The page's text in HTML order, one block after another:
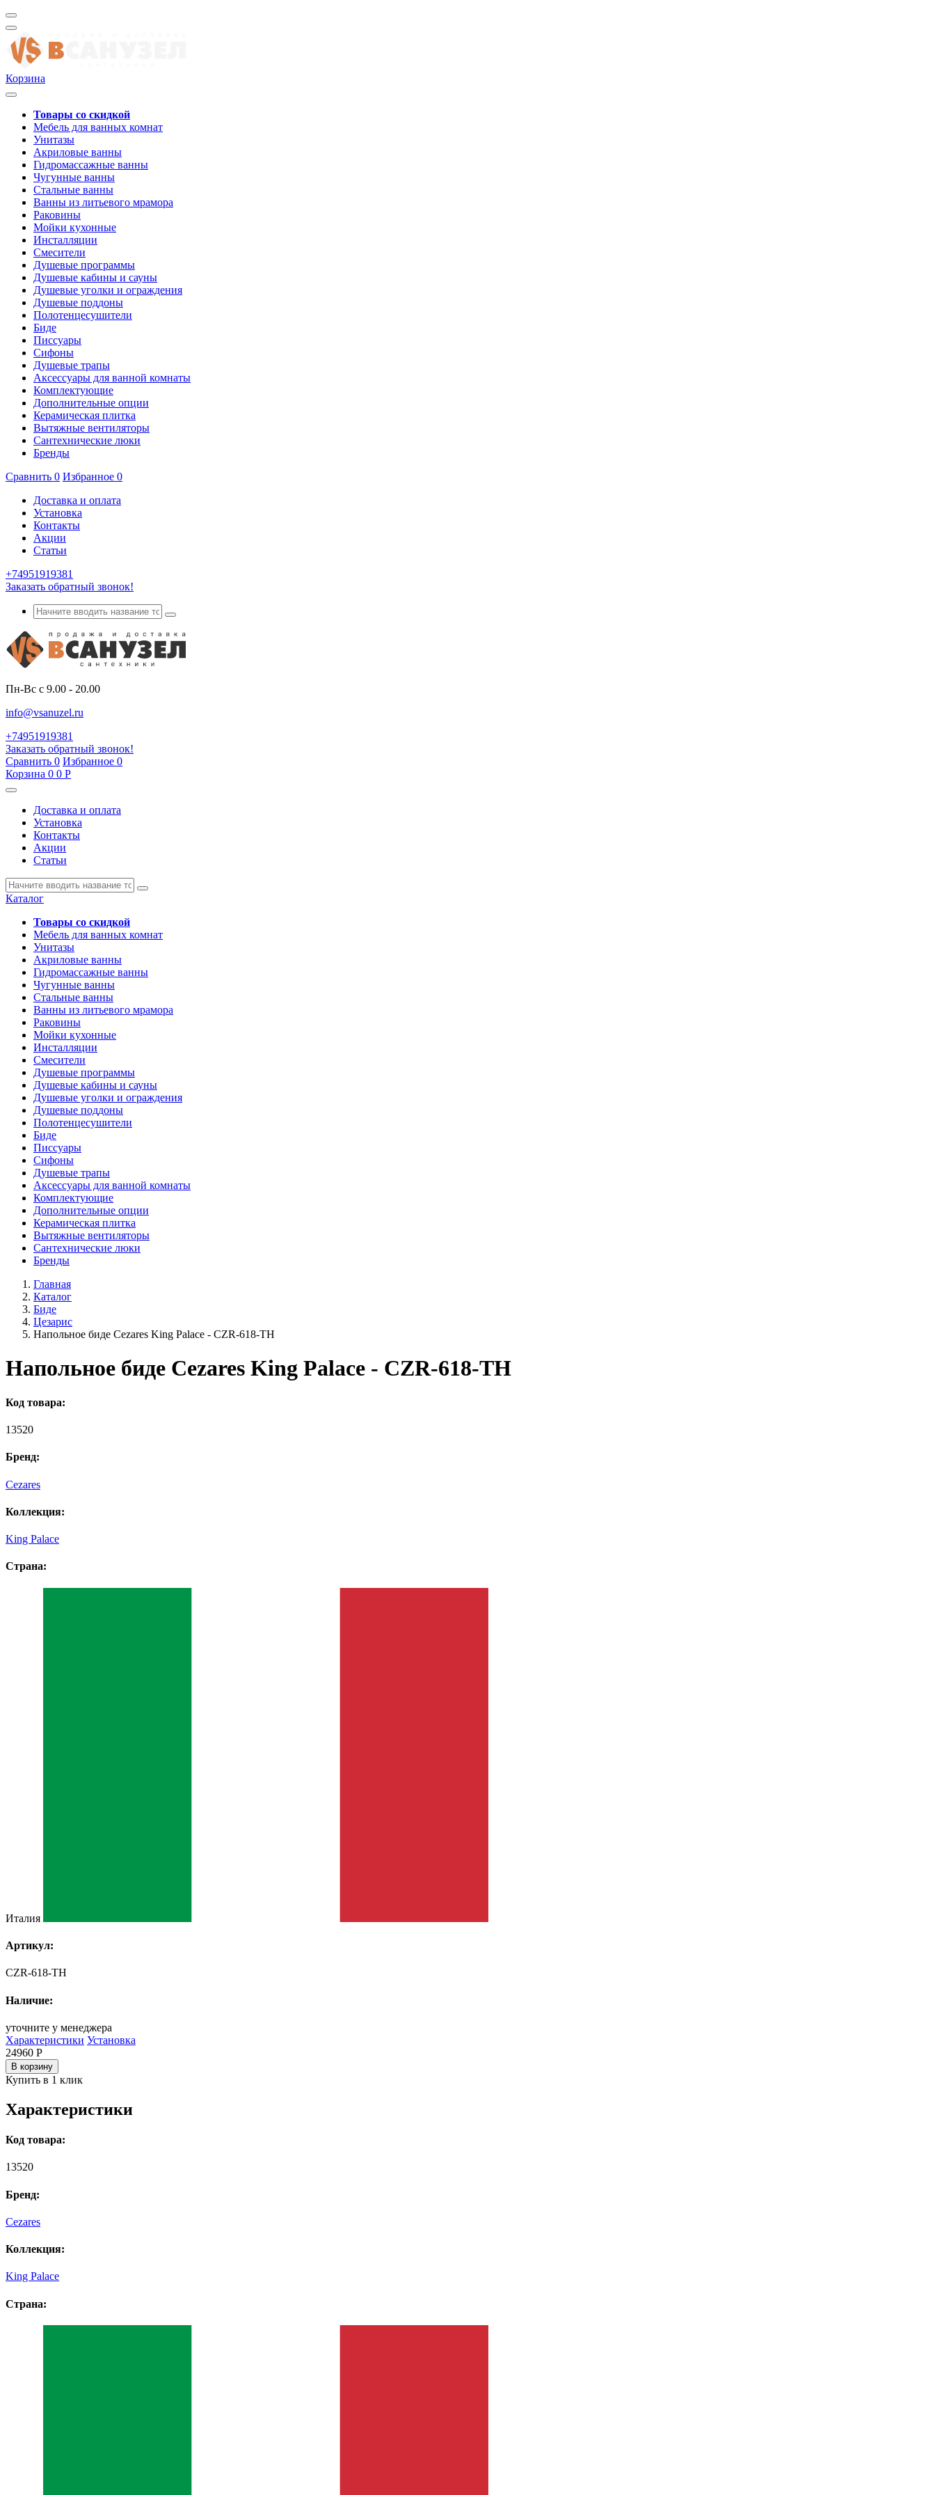
Корзина
Товары со скидкой
Мебель для ванных комнат
Унитазы
Акриловые ванны
Гидромассажные ванны
Чугунные ванны
Стальные ванны
Ванны из литьевого мрамора
Раковины
Мойки кухонные
Инсталляции
Смесители
Душевые программы
Душевые кабины и сауны
Душевые уголки и ограждения
Душевые поддоны
Полотенцесушители
Биде
Писсуары
Сифоны
Душевые трапы
Аксессуары для ванной комнаты
Комплектующие
Дополнительные опции
Керамическая плитка
Вытяжные вентиляторы
Сантехнические люки
Бренды
Сравнить 0 Избранное 0
Доставка и оплата
Установка
Контакты
Акции
Статьи
+74951919381
Заказать обратный звонок!
Пн-Вс с 9.00 - 20.00
info@vsanuzel.ru
+74951919381
Заказать обратный звонок!
Сравнить 0 Избранное 0
Корзина 0 0 Р
Доставка и оплата
Установка
Контакты
Акции
Статьи
Каталог
Товары со скидкой
Мебель для ванных комнат
Унитазы
Акриловые ванны
Гидромассажные ванны
Чугунные ванны
Стальные ванны
Ванны из литьевого мрамора
Раковины
Мойки кухонные
Инсталляции
Смесители
Душевые программы
Душевые кабины и сауны
Душевые уголки и ограждения
Душевые поддоны
Полотенцесушители
Биде
Писсуары
Сифоны
Душевые трапы
Аксессуары для ванной комнаты
Комплектующие
Дополнительные опции
Керамическая плитка
Вытяжные вентиляторы
Сантехнические люки
Бренды
Главная
Каталог
Биде
Цезарис
Напольное биде Cezares King Palace - CZR-618-TH
Напольное биде Cezares King Palace - CZR-618-TH
Код товара:
13520
Бренд:
Cezares
Коллекция:
King Palace
Страна:
Италия
Артикул:
CZR-618-TH
Наличие:
уточните у менеджера
Характеристики Установка
24960 Р
В корзину
Купить в 1 клик
Характеристики
Код товара:
13520
Бренд:
Cezares
Коллекция:
King Palace
Страна: